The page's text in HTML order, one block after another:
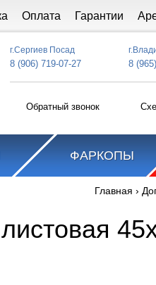
Оплата Гарантии
г.Сергиев Посад
8 (906) 719-07-27 8
Обратный звонок
ФАРКОПЫ
Главная ›